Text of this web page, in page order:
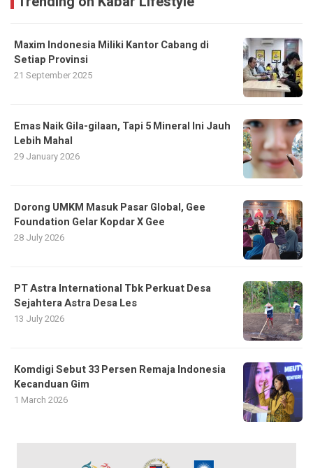
Maxim Indonesia Miliki Kantor Cabang di
Setiap Provinsi
21 September 2025
Emas Naik Gila-gilaan, Tapi 5 Mineral Ini Jauh
Lebih Mahal
29 January 2026
Dorong UMKM Masuk Pasar Global, Gee
Foundation Gelar Kopdar X Gee
28 July 2026
PT Astra International Tbk Perkuat Desa
Sejahtera Astra Desa Les
13 July 2026
Komdigi Sebut 33 Persen Remaja Indonesia
Kecanduan Gim
1 March 2026